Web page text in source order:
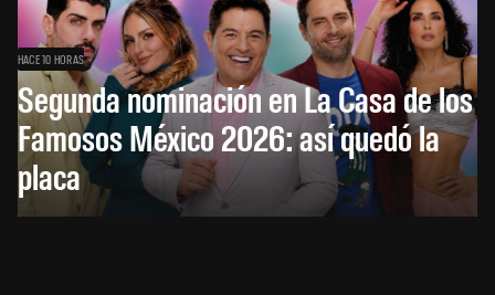
HACE 10 HORAS
Segunda nominación en La Casa de los
Famosos México 2026: así quedó la
placa